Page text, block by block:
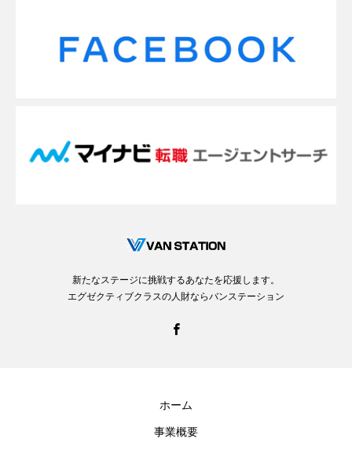
新たなステージに挑戦するあなたを応援します。
エグゼクティブクラスの人財ならバンステーション
ホーム
事業概要